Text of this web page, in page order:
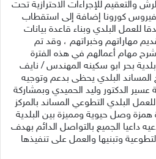
والتعقيم للإجراءات الاحترازية تحت
كورونا إضافة إلى استقطاب
للعمل البلدي وبناء قاعدة بيانات
مهاراتهم وخبراتهم ، وقد تم
مهام أعمالهم في هذه الفترة
بحر ابو سكينه المهندس / نايف
المساند البلدي يحظى بدعم وتوجيه
الدكتور وليد الحميدي وبمشاركة
البلدي التطوعي المساند بالمركز
همزة وصل حيوية ومميزة بين البلدية
داعيا الجميع بالتواصل الدائم بهدف
وتبنيها والعمل على تنفيذها